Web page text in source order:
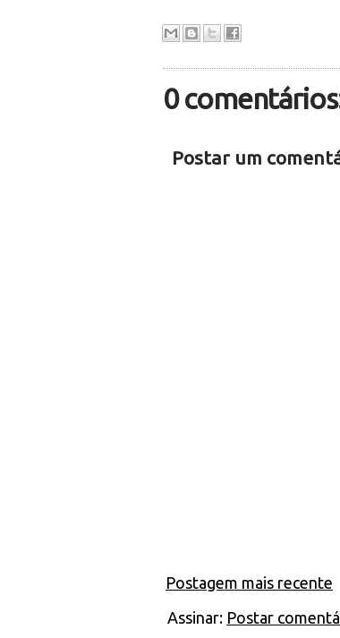
0
Postar um
Postagem mais recente
Assinar: Postar